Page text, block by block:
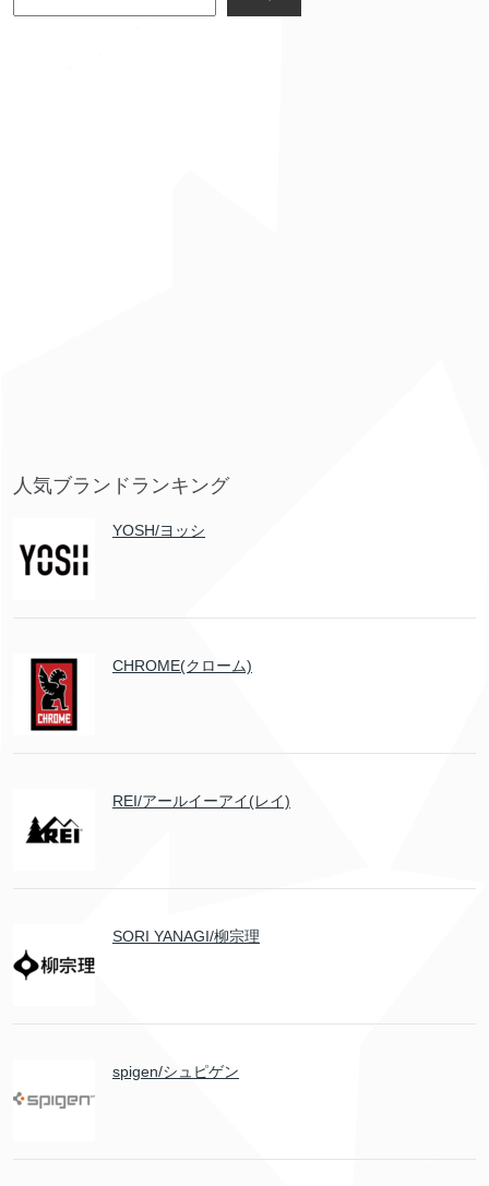
人気ブランドランキング
YOSH/ヨッシ
CHROME(クローム)
REI/アールイーアイ(レイ)
SORI YANAGI/柳宗理
spigen/シュピゲン